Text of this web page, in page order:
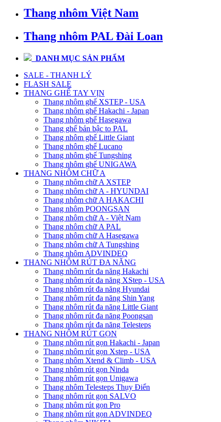
Thang nhôm Việt Nam
Thang nhôm PAL Đài Loan
DANH MỤC SẢN PHẨM
SALE - THANH LÝ
FLASH SALE
THANG GHẾ TAY VỊN
Thang nhôm ghế XSTEP - USA
Thang nhôm ghế Hakachi - Japan
Thang nhôm ghế Hasegawa
Thang ghế bản bậc to PAL
Thang nhôm ghế Little Giant
Thang nhôm ghế Lucano
Thang nhôm ghế Tungshing
Thang nhôm ghế UNIGAWA
THANG NHÔM CHỮ A
Thang nhôm chữ A XSTEP
Thang nhôm chữ A - HYUNDAI
Thang nhôm chữ A HAKACHI
Thang nhôm POONGSAN
Thang nhôm chữ A - Việt Nam
Thang nhôm chữ A PAL
Thang nhôm chữ A Hasegawa
Thang nhôm chữ A Tungshing
Thang nhôm ADVINDEQ
THANG NHÔM RÚT ĐA NĂNG
Thang nhôm rút đa năng Hakachi
Thang nhôm rút đa năng XStep - USA
Thang nhôm rút đa năng Hyundai
Thang nhôm rút đa năng Shin Yang
Thang nhôm rút đa năng Little Giant
Thang nhôm rút đa năng Poongsan
Thang nhôm rút đa năng Telesteps
THANG NHÔM RÚT GỌN
Thang nhôm rút gọn Hakachi - Japan
Thang nhôm rút gọn Xstep - USA
Thang nhôm Xtend & Climb - USA
Thang nhôm rút gọn Ninda
Thang nhôm rút gọn Unigawa
Thang nhôm Telesteps Thụy Điển
Thang nhôm rút gọn SALVO
Thang nhôm rút gọn Pro
Thang nhôm rút gọn ADVINDEQ